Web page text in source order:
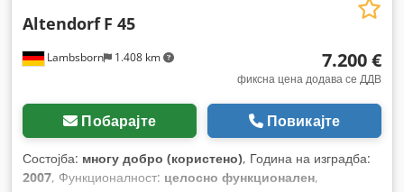
Lambsborn 1.408 km
Altendorf F 45
7.200 €
фиксна цена додава се ДДВ
Побарајте Повикајте
Состојба: многу добро (користено), Година на изградба:
2007, Функционалност: целосно функционален,